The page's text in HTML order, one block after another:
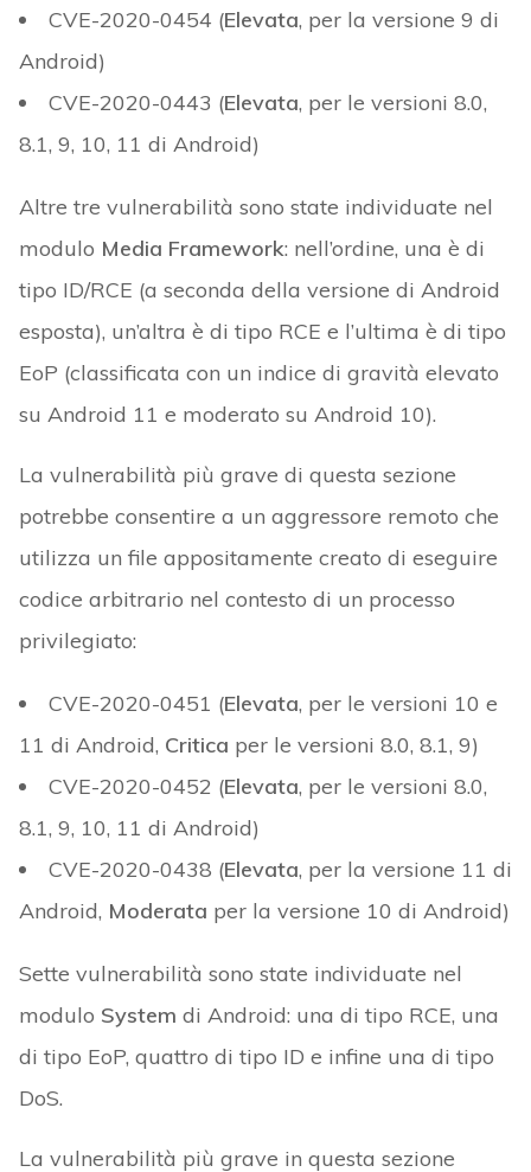
CVE-2020-0454 (Elevata, per la versione 9 di
Android)
CVE-2020-0443 (Elevata, per le versioni 8.0,
8.1, 9, 10, 11 di Android)
Altre tre vulnerabilità sono state individuate nel
modulo Media Framework: nell’ordine, una è di
tipo ID/RCE (a seconda della versione di Android
esposta), un’altra è di tipo RCE e l’ultima è di tipo
EoP (classificata con un indice di gravità elevato
su Android 11 e moderato su Android 10).
La vulnerabilità più grave di questa sezione
potrebbe consentire a un aggressore remoto che
utilizza un file appositamente creato di eseguire
codice arbitrario nel contesto di un processo
privilegiato:
CVE-2020-0451 (Elevata, per le versioni 10 e
11 di Android, Critica per le versioni 8.0, 8.1, 9)
CVE-2020-0452 (Elevata, per le versioni 8.0,
8.1, 9, 10, 11 di Android)
CVE-2020-0438 (Elevata, per la versione 11 di
Android, Moderata per la versione 10 di Android)
Sette vulnerabilità sono state individuate nel
modulo System di Android: una di tipo RCE, una
di tipo EoP, quattro di tipo ID e infine una di tipo
DoS.
La vulnerabilità più grave in questa sezione